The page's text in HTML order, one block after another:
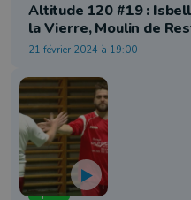
Altitude 120 #19 :
la Vierre, Moulin de
21 février 2024 à 19:00
Sport